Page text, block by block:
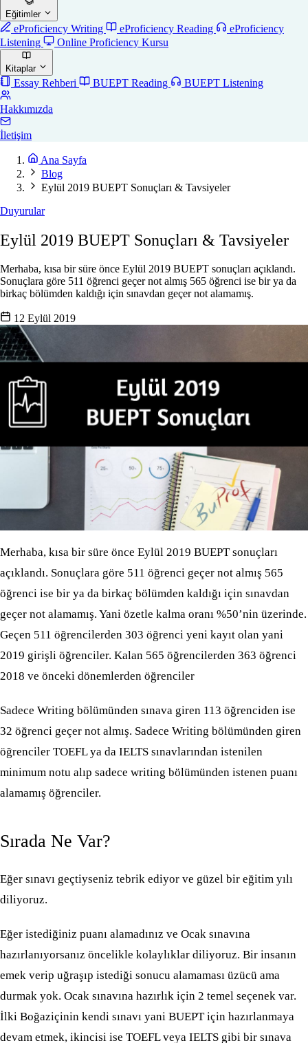
Eğitimler
eProficiency Writing eProficiency Reading
eProficiency
Listening
Online Proficiency Kursu
Kitaplar
Essay Rehberi BUEPT Reading BUEPT Listening
Hakkımızda
İletişim
Ana Sayfa
Blog
Eylül 2019 BUEPT Sonuçları & Tavsiyeler
Duyurular
Eylül 2019 BUEPT Sonuçları & Tavsiyeler
Merhaba, kısa bir süre önce Eylül 2019 BUEPT sonuçları açıklandı.
Sonuçlara göre 511 öğrenci geçer not almış 565 öğrenci ise bir ya da
birkaç bölümden kaldığı için sınavdan geçer not alamamış.
12 Eylül 2019
Merhaba, kısa bir süre önce Eylül 2019 BUEPT sonuçları
açıklandı. Sonuçlara göre 511 öğrenci geçer not almış 565
öğrenci ise bir ya da birkaç bölümden kaldığı için sınavdan
geçer not alamamış. Yani özetle kalma oranı %50’nin üzerinde.
Geçen 511 öğrencilerden 303 öğrenci yeni kayıt olan yani
2019 girişli öğrenciler. Kalan 565 öğrencilerden 363 öğrenci
2018 ve önceki dönemlerden öğrenciler
Sadece Writing bölümünden sınava giren 113 öğrenciden ise
32 öğrenci geçer not almış. Sadece Writing bölümünden giren
öğrenciler TOEFL ya da IELTS sınavlarından istenilen
minimum notu alıp sadece writing bölümünden istenen puanı
alamamış öğrenciler.
Sırada Ne Var?
Eğer sınavı geçtiyseniz tebrik ediyor ve güzel bir eğitim yılı
diliyoruz.
Eğer istediğiniz puanı alamadınız ve Ocak sınavına
hazırlanıyorsanız öncelikle kolaylıklar diliyoruz. Bir insanın
emek verip uğraşıp istediği sonucu alamaması üzücü ama
durmak yok. Ocak sınavına hazırlık için 2 temel seçenek var.
İlki Boğaziçinin kendi sınavı yani BUEPT için hazırlanmaya
devam etmek, ikincisi ise TOEFL veya IELTS gibi bir sınava